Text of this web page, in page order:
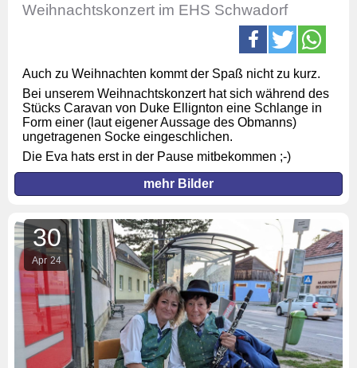
Weihnachtskonzert im EHS Schwadorf
Auch zu Weihnachten kommt der Spaß nicht zu kurz.
Bei unserem Weihnachtskonzert hat sich während des
Stücks Caravan von Duke Ellignton eine Schlange in
Form einer (laut eigener Aussage des Obmanns)
ungetragenen Socke eingeschlichen.
Die Eva hats erst in der Pause mitbekommen ;-)
mehr Bilder
30
Apr 24